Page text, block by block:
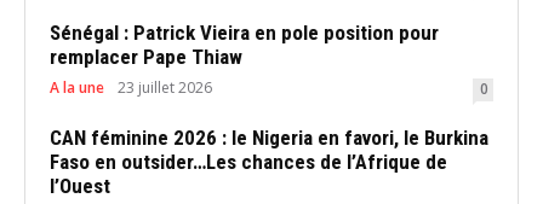
Sénégal : Patrick Vieira en pole position pour
remplacer Pape Thiaw
A la une 23 juillet 2026 0
CAN féminine 2026 : le Nigeria en favori, le Burkina
Faso en outsider…Les chances de l’Afrique de
l’Ouest